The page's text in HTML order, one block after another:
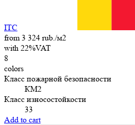
ITC
from 3 324 rub./м2
with 22%VAT
8
colors
Класс пожарной безопасности
КМ2
Класс износостойкости
33
Add to cart